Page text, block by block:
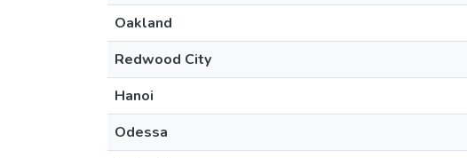
Oakland
Redwood City
Hanoi
Odessa